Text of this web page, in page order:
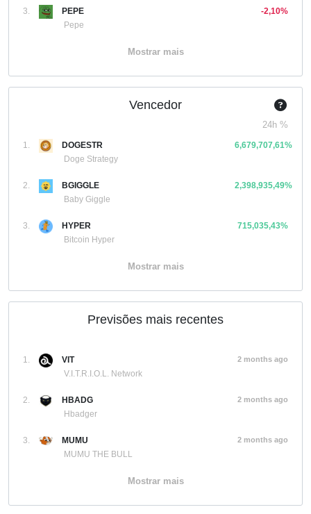
3.
PEPE
Pepe
-2,10%
Mostrar mais
Vencedor
24h %
1.
DOGESTR
Doge Strategy
6,679,707,61%
2.
BGIGGLE
Baby Giggle
2,398,935,49%
3.
HYPER
Bitcoin Hyper
715,035,43%
Mostrar mais
Previsões mais recentes
1.
VIT
V.I.T.R.I.O.L. Network
2 months ago
2.
HBADG
Hbadger
2 months ago
3.
MUMU
MUMU THE BULL
2 months ago
Mostrar mais